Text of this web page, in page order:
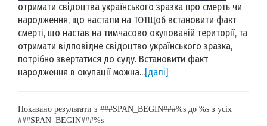
отримати свідоцтва українського зразка про смерть чи
народження, що настали на ТОТЩоб встановити факт
смерті, що настав на тимчасово окупованій території, та
отримати відповідне свідоцтво українського зразка,
потрібно звертатися до суду. Встановити факт
народження в окупації можна...[далі]
Показано результати з ###SPAN_BEGIN###%s до %s з усіх
###SPAN_BEGIN###%s